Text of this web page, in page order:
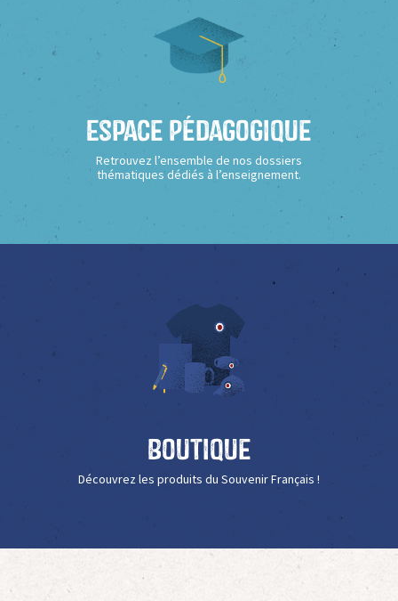
Espace Pédagogique
Retrouvez l’ensemble de nos dossiers
thématiques dédiés à l’enseignement.
Boutique
Découvrez les produits du Souvenir Français !